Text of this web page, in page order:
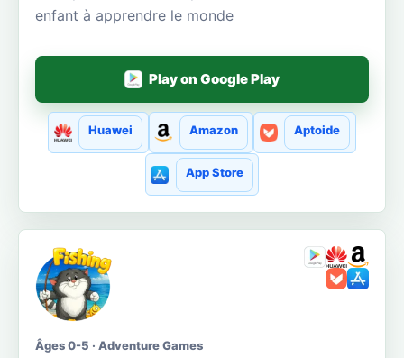
enfant à apprendre le monde
Play on Google Play
Huawei Amazon Aptoide
App Store
Âges 0-5 · Adventure Games